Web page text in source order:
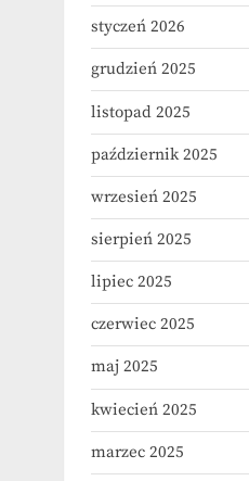
styczeń 2026
grudzień 2025
listopad 2025
październik 2025
wrzesień 2025
sierpień 2025
lipiec 2025
czerwiec 2025
maj 2025
kwiecień 2025
marzec 2025